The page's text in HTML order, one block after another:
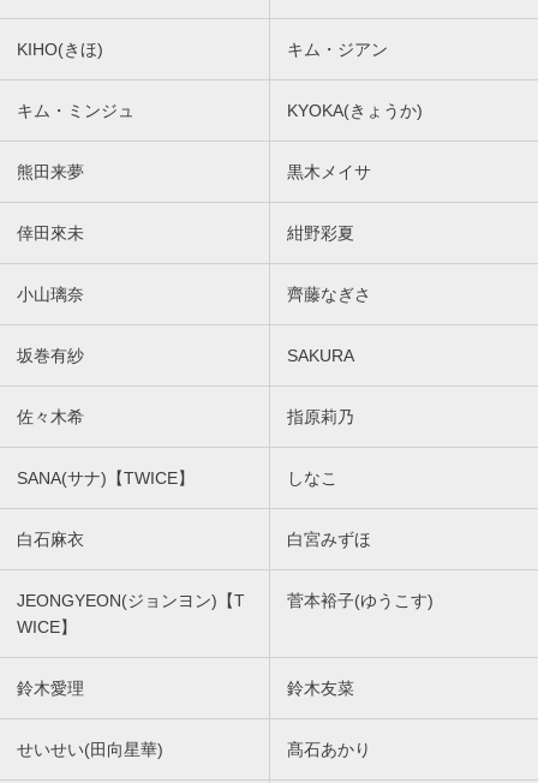
KIHO(きほ) キム・ジアン
キム・ミンジュ KYOKA(きょうか)
熊田来夢 黒木メイサ
倖田來未 紺野彩夏
小山璃奈 齊藤なぎさ
坂巻有紗 SAKURA
佐々木希 指原莉乃
SANA(サナ)【TWICE】 しなこ
白石麻衣 白宮みずほ
JEONGYEON(ジョンヨン)【T
WICE】
菅本裕子(ゆうこす)
鈴木愛理 鈴木友菜
せいせい(田向星華) 髙石あかり